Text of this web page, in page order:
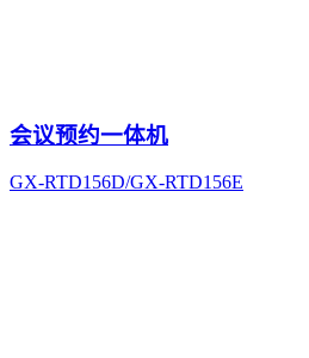
会议预约一体机
GX-RTD156D/GX-RTD156E